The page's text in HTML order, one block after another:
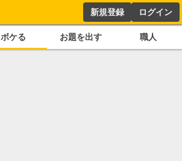
新規登録 ログイン
ボケる お題を出す 職人